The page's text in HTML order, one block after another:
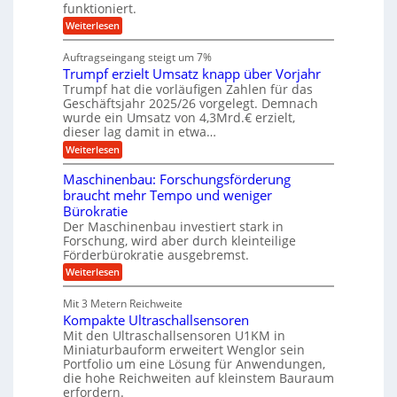
e
n
c
h
i
e
n
b
a
u
e
i
s
a
u
f
h
i
e
e
n
f
ü
h
r
u
n
g
e
n
B
S
C
L
w
e
i
t
e
e
n
t
w
i
c
funktioniert.
Weiterlesen:
W
r
t
u
n
g
s
f
r
e
e
s
H
y
b
r
i
d
-
u
g
e
l
l
a
g
Auftragseingang steigt um 7%
Trumpf erzielt Umsatz knapp über Vorjahr
Trumpf hat die vorläufigen Zahlen für das
Geschäftsjahr 2025/26 vorgelegt. Demnach
wurde ein Umsatz von 4,3Mrd.€ erzielt,
dieser lag damit in etwa…
Weiterlesen:
T
u
m
p
f
e
r
z
i
e
t
U
m
s
a
t
z
Maschinenbau: Forschungsförderung
braucht mehr Tempo und weniger
Bürokratie
Der Maschinenbau investiert stark in
Forschung, wird aber durch kleinteilige
Förderbürokratie ausgebremst.
Weiterlesen:
M
s
c
h
i
n
e
n
Mit 3 Metern Reichweite
Kompakte Ultraschallsensoren
Mit den Ultraschallsensoren U1KM in
Miniaturbauform erweitert Wenglor sein
Portfolio um eine Lösung für Anwendungen,
die hohe Reichweiten auf kleinstem Bauraum
erfordern.